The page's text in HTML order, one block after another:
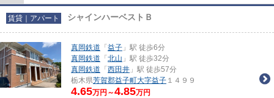
賃貸｜アパート シャインハーベストＢ
真岡鉄道 「 益子 」駅 徒歩6分
真岡鉄道 「 北山 」駅 徒歩32分
真岡鉄道 「 西田井 」駅 徒歩57分
栃木県芳賀郡益子町大字益子 １４９９
4.65万円～4.85万円